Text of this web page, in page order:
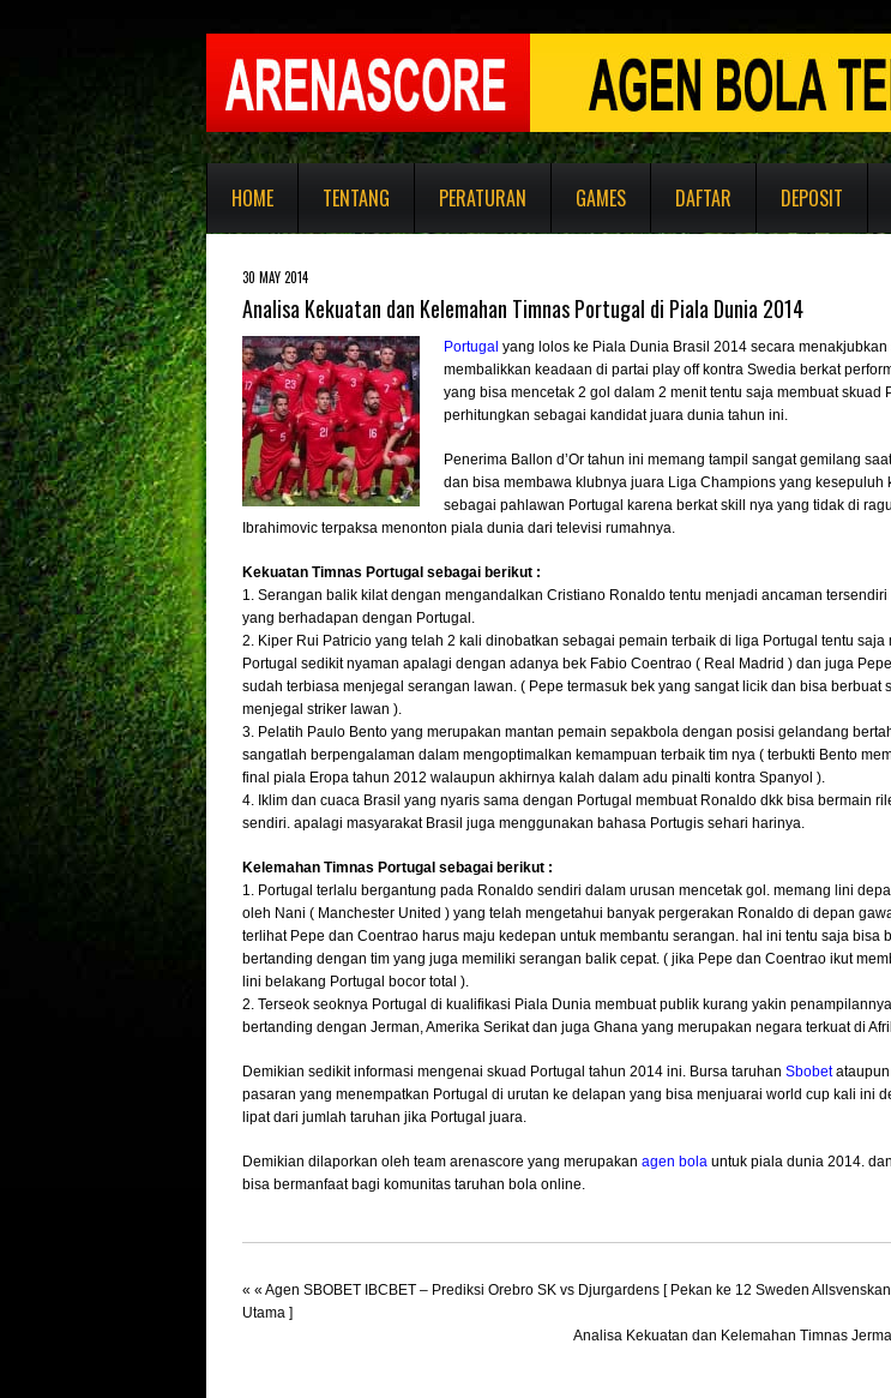
HOME TENTANG PERATURAN GAMES DAFTAR DEPOSIT
30 MAY 2014
Analisa Kekuatan dan Kelemahan Timnas Portugal di Piala Dunia 2014
Portugal yang lolos ke Piala Dunia Brasil 2014 secara
membalikkan keadaan di partai play off kontra Swedia berkat
yang bisa mencetak 2 gol dalam 2 menit tentu saja membuat skuad
perhitungkan sebagai kandidat juara dunia tahun ini.
Penerima Ballon d’Or tahun ini memang tampil sangat gemilang
dan bisa membawa klubnya juara Liga Champions yang kesepuluh
sebagai pahlawan Portugal karena berkat skill nya yang tidak di
Ibrahimovic terpaksa menonton piala dunia dari televisi rumahnya.
Kekuatan Timnas Portugal sebagai berikut :
1. Serangan balik kilat dengan mengandalkan Cristiano Ronaldo tentu menjadi ancaman
yang berhadapan dengan Portugal.
2. Kiper Rui Patricio yang telah 2 kali dinobatkan sebagai pemain terbaik di liga Portugal tentu saja
Portugal sedikit nyaman apalagi dengan adanya bek Fabio Coentrao ( Real Madrid ) dan juga
sudah terbiasa menjegal serangan lawan. ( Pepe termasuk bek yang sangat licik dan bisa berbuat
menjegal striker lawan ).
3. Pelatih Paulo Bento yang merupakan mantan pemain sepakbola dengan posisi gelandang
sangatlah berpengalaman dalam mengoptimalkan kemampuan terbaik tim nya ( terbukti Bento
final piala Eropa tahun 2012 walaupun akhirnya kalah dalam adu pinalti kontra Spanyol ).
4. Iklim dan cuaca Brasil yang nyaris sama dengan Portugal membuat Ronaldo dkk bisa bermain
sendiri. apalagi masyarakat Brasil juga menggunakan bahasa Portugis sehari harinya.
Kelemahan Timnas Portugal sebagai berikut :
1. Portugal terlalu bergantung pada Ronaldo sendiri dalam urusan mencetak gol. memang lini
oleh Nani ( Manchester United ) yang telah mengetahui banyak pergerakan Ronaldo di depan
terlihat Pepe dan Coentrao harus maju kedepan untuk membantu serangan. hal ini tentu saja bisa
bertanding dengan tim yang juga memiliki serangan balik cepat. ( jika Pepe dan Coentrao ikut
lini belakang Portugal bocor total ).
2. Terseok seoknya Portugal di kualifikasi Piala Dunia membuat publik kurang yakin
bertanding dengan Jerman, Amerika Serikat dan juga Ghana yang merupakan negara terkuat di
Demikian sedikit informasi mengenai skuad Portugal tahun 2014 ini. Bursa taruhan Sbobetataupun
pasaran yang menempatkan Portugal di urutan ke delapan yang bisa menjuarai world cup kali ini
lipat dari jumlah taruhan jika Portugal juara.
Demikian dilaporkan oleh team arenascore yang merupakan agen bola untuk piala dunia 2014.
bisa bermanfaat bagi komunitas taruhan bola online.
« « Agen SBOBET IBCBET – Prediksi Orebro SK vs Djurgardens [ Pekan ke 12 Sweden
Utama ]
Analisa Kekuatan dan Kelemahan Timnas